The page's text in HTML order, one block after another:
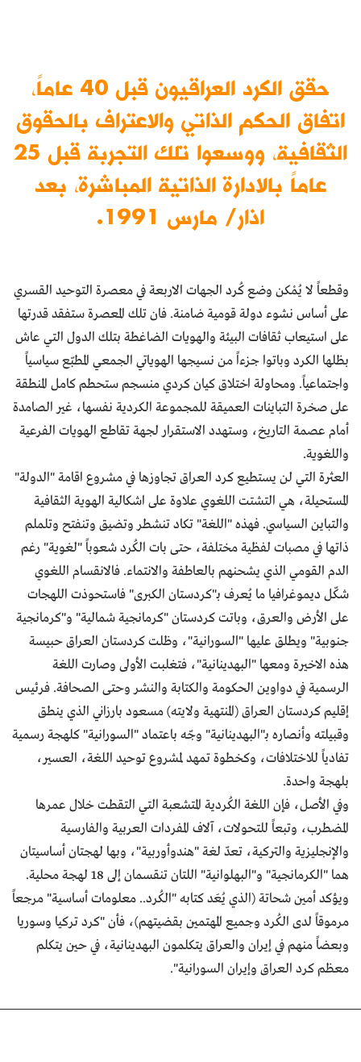
حقق الكرد العراقيون قبل 40 عاماً،
اتفاق الحكم الذاتي والاعتراف بالحقوق
الثقافية، ووسعوا تلك التجربة قبل 25
عاماً بالادارة الذاتية المباشرة، بعد
اذار/ مارس 1991.
وقطعاً لا يُمْكن وضع كُرد الجهات الاربعة في معصرة التوحيد القسري
على أساس نشوء دولة قومية ضامنة. فان تلك المعصرة ستفقد قدرتها
على استيعاب ثقافات البيئة والهويات الضاغطة بتلك الدول التي عاش
بظلها الكرد وباتوا جزءاً من نسيجها الهوياتي الجمعي المطبّع سياسياً
واجتماعياً. ومحاولة اختلاق كيان كردي منسجم ستحطم كامل المنطقة
على صخرة التباينات العميقة للمجموعة الكردية نفسها، غير الصامدة
أمام عصمة التاريخ، وستهدد الاستقرار لجهة تقاطع الهويات الفرعية
واللغوية.
العثرة التي لن يستطيع كرد العراق تجاوزها في مشروع اقامة "الدولة"
المستحيلة، هي التشتت اللغوي علاوة على اشكالية الهوية الثقافية
والتباين السياسي. فهذه "اللغة" تكاد تنشطر وتضيق وتنفتح وتلملم
ذاتها في مصبات لفظية مختلفة، حتى بات الكُرد شعوباً "لغوية" رغم
الدم القومي الذي يشحنهم بالعاطفة والانتماء. فالانقسام اللغوي
شكّل ديموغرافيا ما يُعرف بـ"كردستان الكبرى" فاستحوذت اللهجات
على الأرض والعرق، وباتت كردستان "كرمانجية شمالية" و"كرمانجية
جنوبية" ويطلق عليها "السورانية"، وظلت كردستان العراق حبيسة
هذه الاخيرة ومعها "البهدينانية"، فتغلبت الأولى وصارت اللغة
الرسمية في دواوين الحكومة والكتابة والنشر وحتى الصحافة. فرئيس
إقليم كردستان العراق (المنتهية ولايته) مسعود بارزاني الذي ينطق
وقبيلته وأنصاره بـ"البهدينانية" وجّه باعتماد "السورانية" كلهجة رسمية
تفادياً للاختلافات، وكخطوة تمهد لمشروع توحيد اللغة، العسير،
بلهجة واحدة.
وفي الأصل، فإن اللغة الكُردية المتشعبة التي التقطت خلال عمرها
المضطرب، وتبعاً للتحولات، آلاف المفردات العربية والفارسية
والإنجليزية والتركية، تعدّ لغة "هندوأوربية"، وبها لهجتان أساسيتان
هما "الكرمانجية" و"البهلوانية" اللتان تنقسمان إلى 18 لهجة محلية.
ويؤكد أمين شحاتة (الذي يُعَد كتابه "الكُرد.. معلومات أساسية" مرجعاً
مرموقاً لدى الكُرد وجميع المهتمين بقضيتهم)، فأن "كرد تركيا وسوريا
وبعضاً منهم في إيران والعراق يتكلمون البهدينانية، في حين يتكلم
معظم كرد العراق وإيران السورانية".